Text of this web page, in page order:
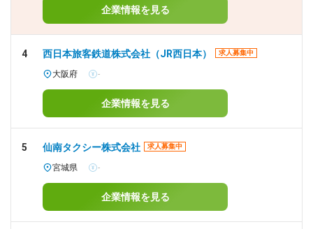
企業情報を見る
4 西日本旅客鉄道株式会社（JR西日本） 求人募集中
大阪府 -
企業情報を見る
5 仙南タクシー株式会社 求人募集中
宮城県 -
企業情報を見る